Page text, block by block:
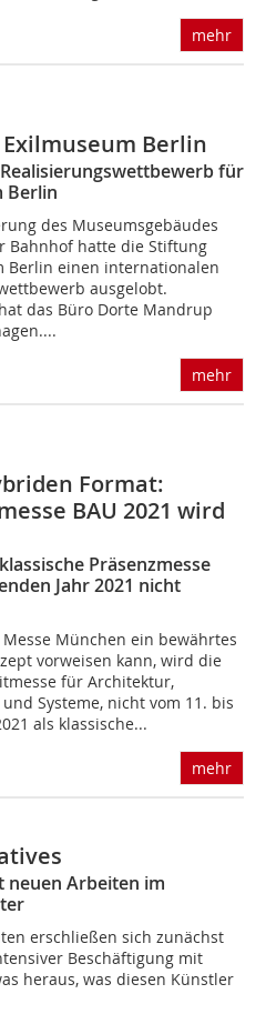
mehr
Berlin
für
Berlin
des Museumsgebäudes
Bahnhof hatte die Stiftung
Berlin einen internationalen
ausgelobt.
das Büro Dorte Mandrup
mehr
Format:
BAU 2021 wird
Präsenzmesse
Jahr 2021 nicht
München ein bewährtes
vorweisen kann, wird die
für Architektur,
Systeme, nicht vom 11. bis
als klassische...
mehr
neuen Arbeiten im
erschließen sich zunächst
Beschäftigung mit
heraus, was diesen Künstler